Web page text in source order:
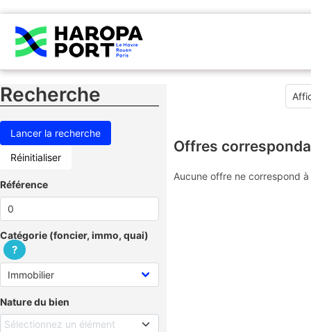
Recherche
Réinitialiser
Référence
Catégorie (foncier, immo, quai)
?
Nature du bien
Sélectionnez un élément
Offres
Aucune offre ne correspond